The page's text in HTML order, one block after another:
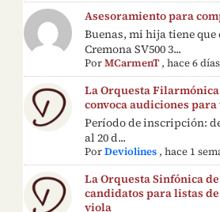
Asesoramiento para
Buenas, mi hija tiene
Cremona SV500 3...
PorMCarmenT,hace 6 días
La Orquesta
convoca audiciones
Período de inscripción:
al 20 d...
PorDeviolines ,hace 1
La Orquesta Sinfónica
candidatos para listas
viola